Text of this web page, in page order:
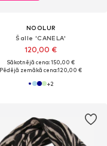
NOOLUR
Šalle 'CANELA'
120,00 €
Sākotnējā cena: 150,00 €
Pēdējā zemākā cena:120,00 €
+2